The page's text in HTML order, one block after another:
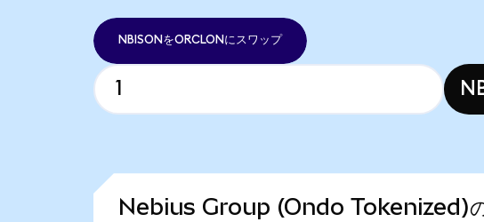
NBISONをORCLONにスワップ
Nebius Group (Ondo Tokenized)の